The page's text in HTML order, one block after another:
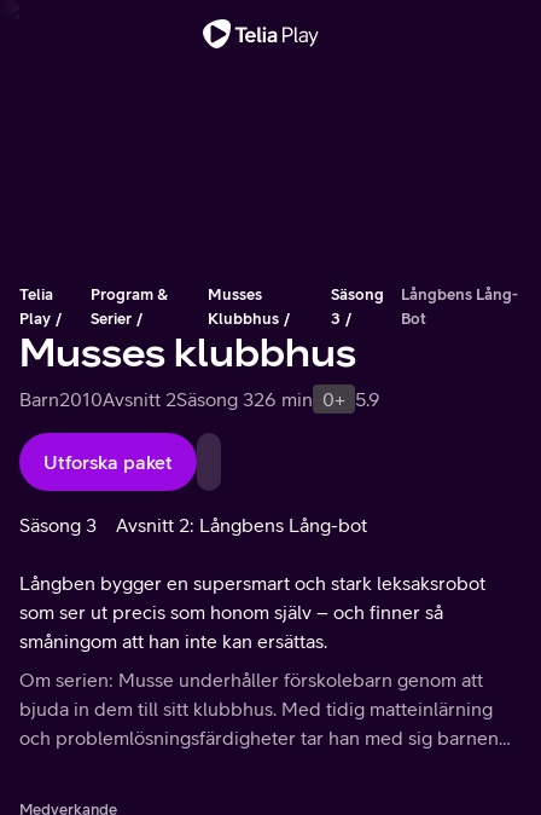
Telia
Play
Program &
Serier
Musses
Klubbhus
Säsong
3
Långbens Lång-
Bot
Musses klubbhus
Barn2010Avsnitt 2Säsong 326 min 0+ 5.9
Utforska paket
Säsong 3 Avsnitt 2: Långbens Lång-bot
Långben bygger en supersmart och stark leksaksrobot
som ser ut precis som honom själv – och finner så
småningom att han inte kan ersättas.
Om serien: Musse underhåller förskolebarn genom att
bjuda in dem till sitt klubbhus. Med tidig matteinlärning
och problemlösningsfärdigheter tar han med sig barnen
Medverkande